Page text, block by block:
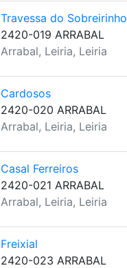
Travessa do Sobreirinho
2420-019 ARRABAL
Arrabal, Leiria, Leiria
Cardosos
2420-020 ARRABAL
Arrabal, Leiria, Leiria
Casal Ferreiros
2420-021 ARRABAL
Arrabal, Leiria, Leiria
Freixial
2420-023 ARRABAL